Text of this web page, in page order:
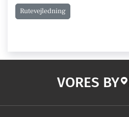
Rutevejledning
VORES BY